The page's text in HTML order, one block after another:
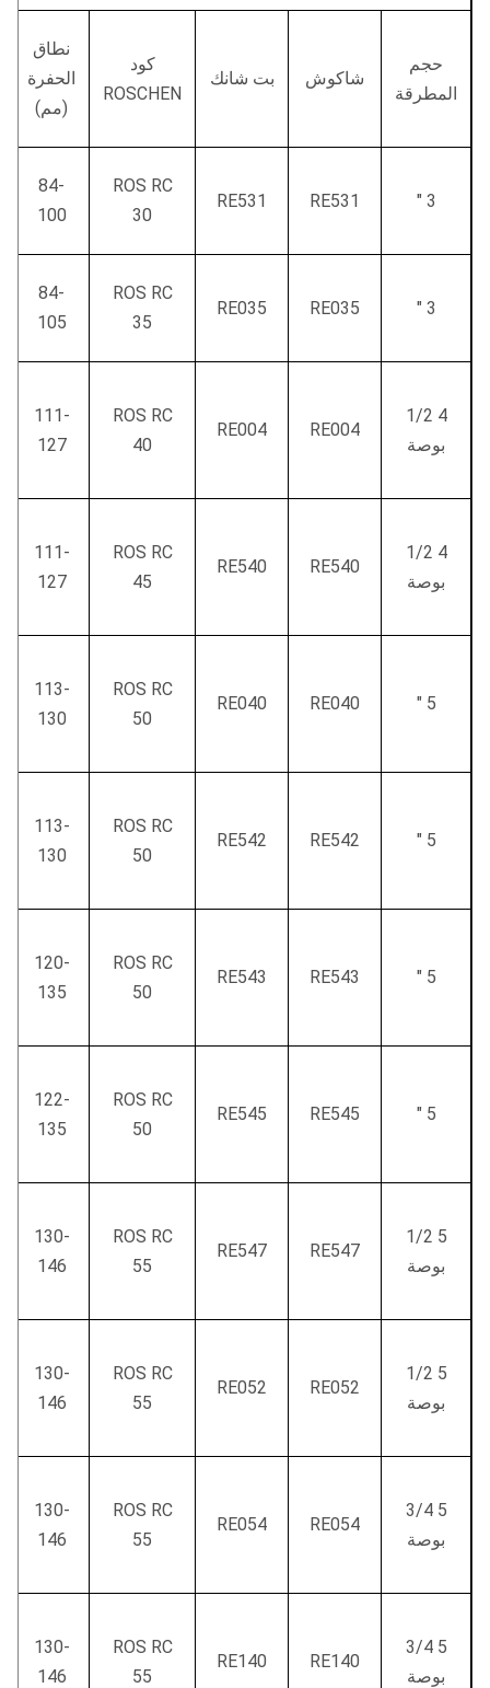
حجم
المطرقة
شاكوش بت شانك
كود
ROSCHEN
نطاق
الحفرة
(مم)
3 "
RE531
RE531
ROS RC
30
84-
100
3 "
RE035
RE035
ROS RC
35
84-
105
4 1/2
بوصة
RE004
RE004
ROS RC
40
111-
127
4 1/2
بوصة
RE540
RE540
ROS RC
45
111-
127
5 "
RE040
RE040
ROS RC
50
113-
130
5 "
RE542
RE542
ROS RC
50
113-
130
5 "
RE543
RE543
ROS RC
50
120-
135
5 "
RE545
RE545
ROS RC
50
122-
135
5 1/2
بوصة
RE547
RE547
ROS RC
55
130-
146
5 1/2
بوصة
RE052
RE052
ROS RC
55
130-
146
5 3/4
بوصة
RE054
RE054
ROS RC
55
130-
146
5 3/4
بوصة
RE140
RE140
ROS RC
55
130-
146